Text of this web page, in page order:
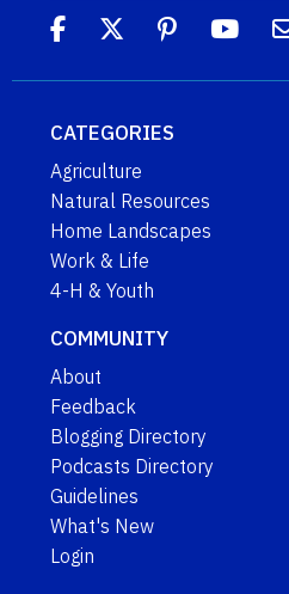
CATEGORIES
Agriculture
Natural Resources
Home Landscapes
Work & Life
4-H & Youth
COMMUNITY
About
Feedback
Blogging Directory
Podcasts Directory
Guidelines
What's New
Login